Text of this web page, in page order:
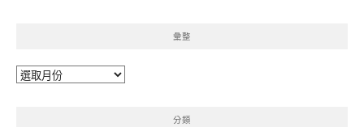
彙整
彙
分類